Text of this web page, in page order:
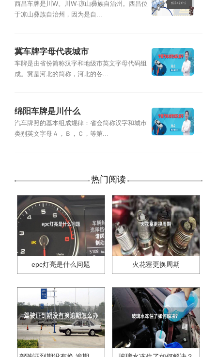
西昌车牌是川W。川W-凉山彝族自治州。西昌位
于凉山彝族自治州，因为是自...
冀车牌字母代表城市
车牌是由省份简称汉字和地级市英文字母代码组
成。冀是河北的简称，河北的各...
绵阳车牌是川什么
汽车牌照的基本组成规律：省会简称汉字和城市
类别英文字母Ａ，Ｂ，Ｃ，等第...
热门阅读
epc灯亮是什么问题 火花塞更换周期